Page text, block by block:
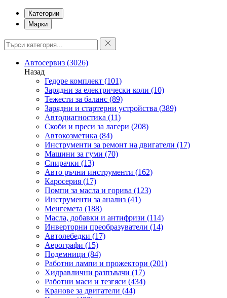
Категории
Марки
Автосервиз (3026)
Назад
Гедоре комплект (101)
Зарядни за електрически коли (10)
Тежести за баланс (89)
Зарядни и стартерни устройства (389)
Автодиагностика (11)
Скоби и преси за лагери (208)
Автокозметика (84)
Инструменти за ремонт на двигатели (17)
Машини за гуми (70)
Спирачки (13)
Авто ръчни инструменти (162)
Каросерия (17)
Помпи за масла и горива (123)
Инструменти за анализ (41)
Менгемета (188)
Масла, добавки и антифризи (114)
Инверторни преобразуватели (14)
Автолебедки (17)
Аерографи (15)
Подемници (84)
Работни лампи и прожектори (201)
Хидравлични разпъвачи (17)
Работни маси и тезгяси (434)
Кранове за двигатели (44)